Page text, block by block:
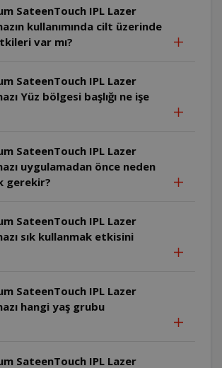
kullanımında cilt üzerinde
var mı?
Yüz bölgesi başlığı ne işe
uygulamadan önce neden
gerekir?
sık kullanmak etkisini
hangi yaş grubu